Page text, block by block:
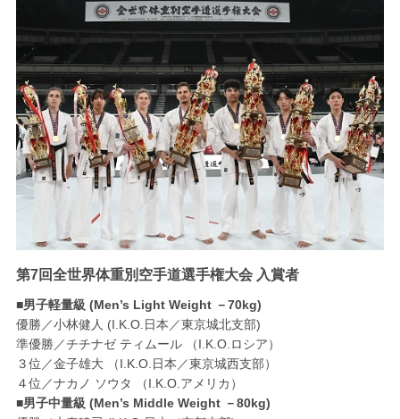
第7回全世界体重別空手道選手権大会 入賞者
■男子軽量級 (Men’s Light Weight －70kg)
優勝／小林健人 (I.K.O.日本／東京城北支部)
準優勝／チチナゼ ティムール （I.K.O.ロシア）
３位／金子雄大 （I.K.O.日本／東京城西支部）
４位／ナカノ ソウタ （I.K.O.アメリカ）
■男子中量級 (Men’s Middle Weight －80kg)